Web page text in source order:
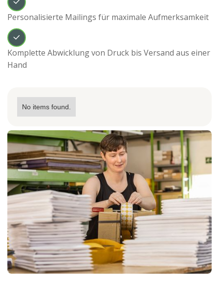
Personalisierte Mailings für maximale Aufmerksamkeit
Komplette Abwicklung von Druck bis Versand aus einer
Hand
No items found.